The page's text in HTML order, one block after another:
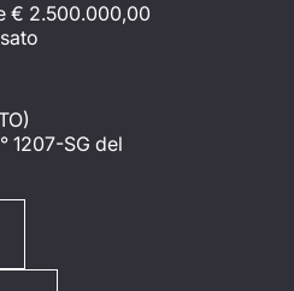
€ 2.500.000,00
1207-SG del